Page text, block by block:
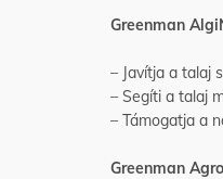
Greenman
– Javítja a talaj
– Segíti a talaj
– Támogatja a
Greenman